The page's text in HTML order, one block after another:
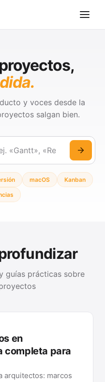
y voces desde la
salgan bien.
macOS Kanban
guías prácticas sobre
en
completa para
arquitectos: marcos